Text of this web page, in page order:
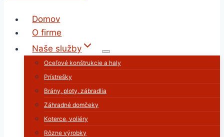
Domov
O firme
Naše služby
Oceľové konštrukcie a haly
Prístrešky
Brány, ploty, zábradlia
Záhradné domčeky
Koterce, voliéry
Rôzne výrobky